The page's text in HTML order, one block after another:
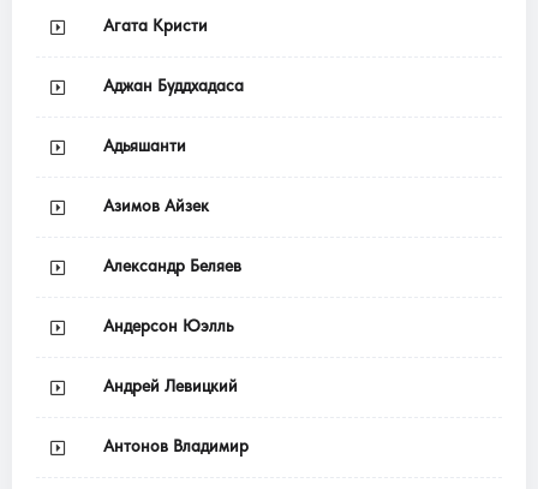
Агата Кристи
Аджан Буддхадаса
Адьяшанти
Азимов Айзек
Александр Беляев
Андерсон Юэлль
Андрей Левицкий
Антонов Владимир